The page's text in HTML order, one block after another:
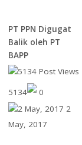
PT PPN Digugat
Balik oleh PT
BAPP
5134
0
2
May, 2017